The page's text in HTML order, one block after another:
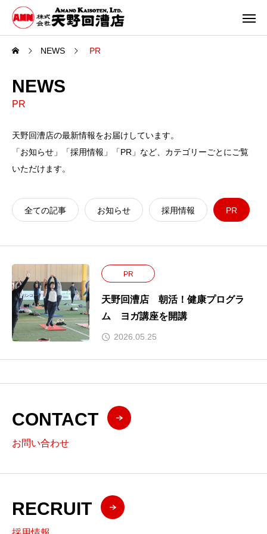
NEWS PR
NEWS
PR
天野回漕店の最新情報をお届けしています。
「お知らせ」「採用情報」「PR」など、カテゴリーごとにご覧
いただけます。
全ての記事 お知らせ 採用情報 PR
PR
天野回漕店 朝活！健康プログラ
ム ヨガ講座を開講
2026.05.25
CONTACT
お問い合わせ
RECRUIT